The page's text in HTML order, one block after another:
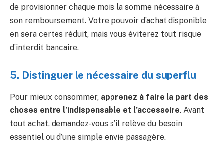
de provisionner chaque mois la somme nécessaire à
son remboursement. Votre pouvoir d’achat disponible
en sera certes réduit, mais vous éviterez tout risque
d’interdit bancaire.
5. Distinguer le nécessaire du superflu ️
Pour mieux consommer, apprenez à faire la part des
choses entre l’indispensable et l’accessoire. Avant
tout achat, demandez-vous s’il relève du besoin
essentiel ou d’une simple envie passagère.